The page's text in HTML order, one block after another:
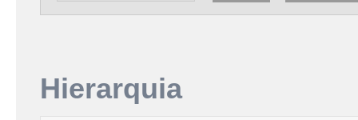
Hierarquia